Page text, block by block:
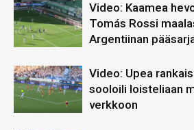
Video: Kaamea
Tomás Rossi
Argentiinan
Video: Upea
sooloili loisteliaan
verkkoon